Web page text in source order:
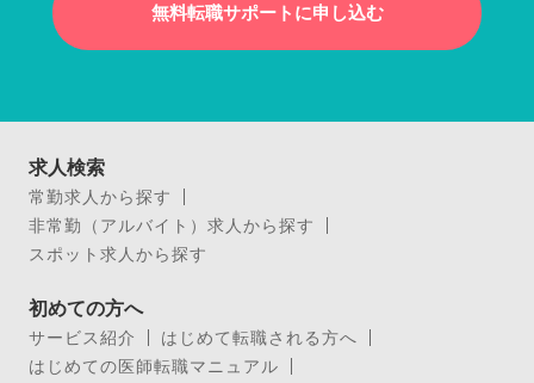
無料転職サポートに申し込む
求人検索
常勤求人から探す
非常勤（アルバイト）求人から探す
スポット求人から探す
初めての方へ
サービス紹介
はじめて転職される方へ
はじめての医師転職マニュアル